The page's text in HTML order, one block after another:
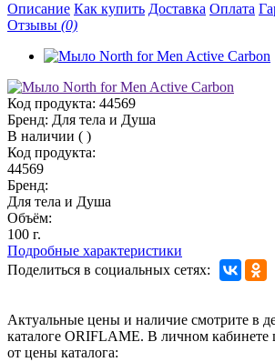
Описание Как купить Доставка Оплата
Отзывы (0)
Код продукта: 44569
Бренд: Для тела и Душа
В наличии ( )
Код продукта:
44569
Бренд:
Для тела и Душа
Объём:
100 г.
Подробные характеристики
Поделиться в социальных сетях:
Актуальные цены и наличие смотрите в
каталоге ORIFLAME. В личном
от цены каталога: